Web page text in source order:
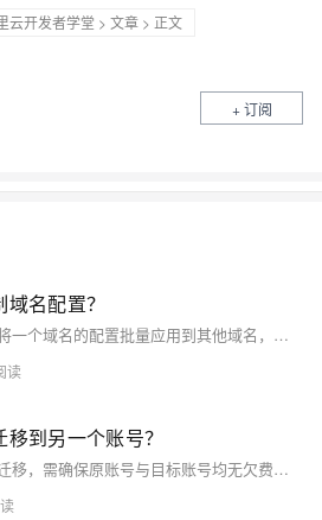
云开发者学堂 > 文章 > 正文
+ 订阅
名配置？
通过CDN复制配置功能，可将一个域名的配置批量应用到其他域名，保持配置一致，降低人工成本。适用于多域名加速同一源站场景。操作不可逆，请谨慎使用。
到另一个账号？
阿里云CDN域名支持跨账号迁移，需确保原账号与目标账号均无欠费，且具备相应权限。仅支持单个迁移，需提前处理证书、回源鉴权及监控日志配置，避免业务中断。通过DNS或文件验证完成归属校验后，即可在控制台操作迁入。